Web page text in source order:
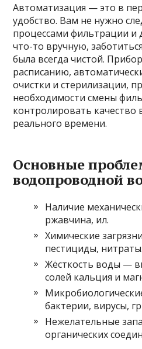
Автоматизация — это в
удобство. Вам не нужно
процессами фильтрации и
что-то вручную,
была всегда чистой.
расписанию,
очистки и стерилизации,
необходимости смены
контролировать
реального времени.
Основные
водопроводной
Наличие
ржавчина, ил.
Химические
пестициды, нитраты.
Жёсткость воды —
солей кальция и
бактерии, вирусы,
Нежелательные
органических